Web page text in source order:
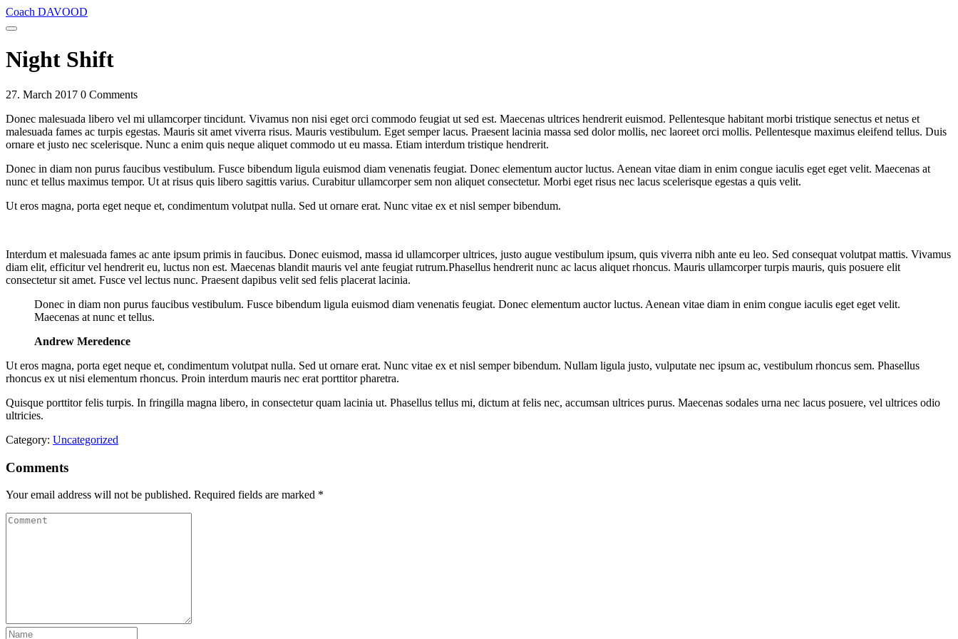
Coach DAVOOD
Night Shift
27. March 2017 0 Comments
Donec malesuada libero vel mi ullamcorper tincidunt. Vivamus non nisi eget orci commodo feugiat ut sed est. Maecenas ultrices hendrerit euismod. Pellentesque habitant morbi tristique senectus et netus et
malesuada fames ac turpis egestas. Mauris sit amet viverra risus. Mauris vestibulum. Eget semper lacus. Praesent lacinia massa sed dolor mollis, nec laoreet orci mollis. Pellentesque maximus eleifend tellus. Duis
ornare et justo nec scelerisque. Nunc a enim quis neque aliquet commodo ut eu massa. Etiam interdum tristique hendrerit.
Donec in diam non purus faucibus vestibulum. Fusce bibendum ligula euismod diam venenatis feugiat. Donec elementum auctor luctus. Aenean vitae diam in enim congue iaculis eget eget velit. Maecenas at
nunc et tellus maximus tempor. Ut at risus quis libero sagittis varius. Curabitur ullamcorper sem non aliquet consectetur. Morbi eget risus nec lacus scelerisque egestas a quis velit.
Ut eros magna, porta eget neque et, condimentum volutpat nulla. Sed ut ornare erat. Nunc vitae ex et nisl semper bibendum.
Interdum et malesuada fames ac ante ipsum primis in faucibus. Donec euismod, massa id ullamcorper ultrices, justo augue vestibulum ipsum, quis viverra nibh ante eu leo. Sed consequat volutpat mattis. Vivamus
diam elit, efficitur vel hendrerit eu, luctus non est. Maecenas blandit mauris vel ante feugiat rutrum.Phasellus hendrerit nunc ac lacus aliquet rhoncus. Mauris ullamcorper turpis mauris, quis posuere elit
consectetur sit amet. Fusce vel lectus nunc. Praesent dapibus velit sed felis placerat lacinia.
Donec in diam non purus faucibus vestibulum. Fusce bibendum ligula euismod diam venenatis feugiat. Donec elementum auctor luctus. Aenean vitae diam in enim congue iaculis eget eget velit.
Maecenas at nunc et tellus.
Andrew Meredence
Ut eros magna, porta eget neque et, condimentum volutpat nulla. Sed ut ornare erat. Nunc vitae ex et nisl semper bibendum. Nullam ligula justo, vulputate nec ipsum ac, vestibulum rhoncus sem. Phasellus
rhoncus ex ut nisi elementum rhoncus. Proin interdum mauris nec erat porttitor pharetra.
Quisque porttitor felis turpis. In fringilla magna libero, in consectetur quam lacinia ut. Phasellus tellus mi, dictum at felis nec, accumsan ultrices purus. Maecenas sodales urna nec lacus posuere, vel ultrices odio
ultricies.
Category: Uncategorized
Comments
Your email address will not be published. Required fields are marked *